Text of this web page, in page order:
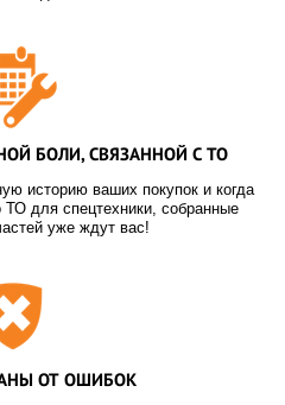
БОЛИ, СВЯЗАННОЙ С ТО
историю ваших покупок и когда
ТО для спецтехники, собранные
уже ждут вас!
ОТ ОШИБОК